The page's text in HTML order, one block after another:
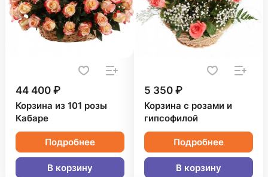
44 400 ₽
Корзина из 101 розы
Кабаре
Подробнее
В корзину
5 350 ₽
Корзина с розами и
гипсофилой
Подробнее
В корзину